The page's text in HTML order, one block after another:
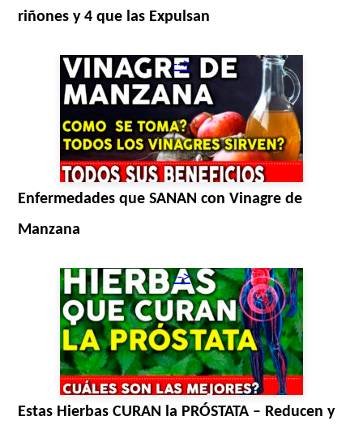
riñones y 4 que las Expulsan
-->
Enfermedades que SANAN con Vinagre de
Manzana
-->
Estas Hierbas CURAN la PRÓSTATA – Reducen y